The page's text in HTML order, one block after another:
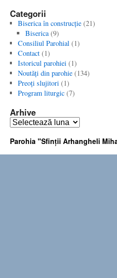
Categorii
Biserica în construcţie(21)
Biserica(9)
Consiliul Parohial(1)
Contact(1)
Istoricul parohiei(1)
Noutăţi din parohie(134)
Preoţi slujitori(1)
Program liturgic(7)
Arhive
Arhive
Parohia "Sfinţii Arhangheli